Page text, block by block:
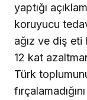
yaptığı
koruyucu
ağız ve diş eti
12 kat
Türk